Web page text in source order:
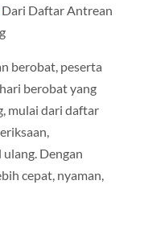
Daftar Antrean
berobat, peserta
berobat yang
mulai dari daftar
Dengan
cepat, nyaman,